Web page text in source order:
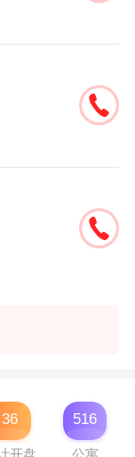
36
开盘
516
公寓